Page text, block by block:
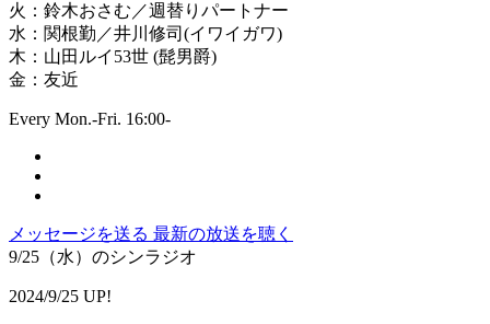
火：鈴木おさむ／週替りパートナー
水：関根勤／井川修司(イワイガワ)
木：山田ルイ53世 (髭男爵)
金：友近
Every Mon.-Fri. 16:00-
メッセージを送る 最新の放送を聴く
9/25（水）のシンラジオ
2024/9/25 UP!